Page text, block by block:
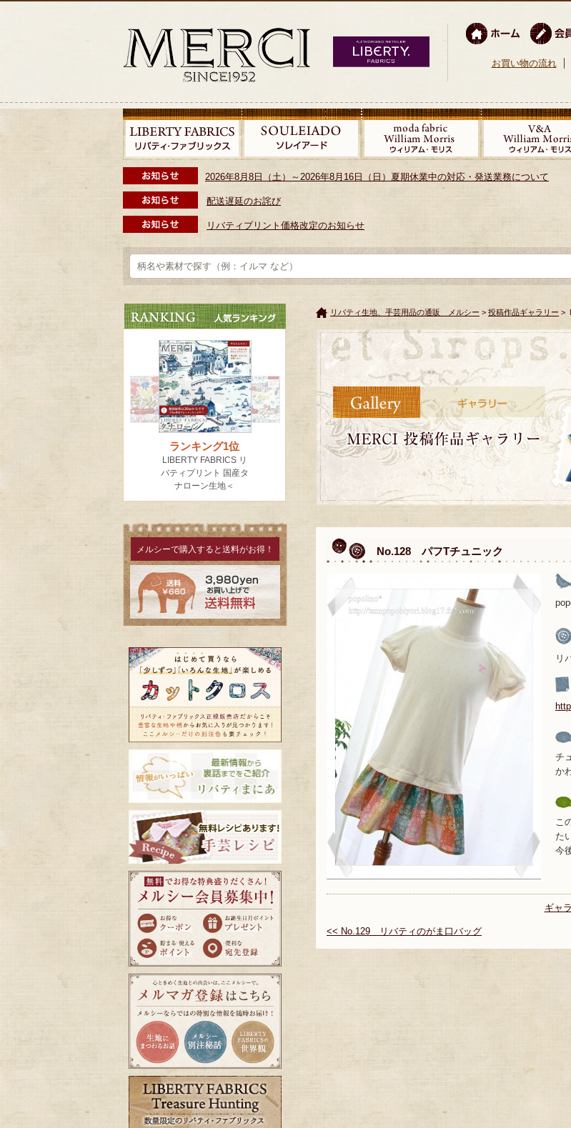
お買い物の流れ
2026年8月8日（土）～2026年8月16日（日）夏期休業中の対応・発送業務について
配送遅延のお詫び
リバティプリント価格改定のお知らせ
メルシーで購入すると送料がお得！
リバティ生地、手芸用品の通販 メルシー > 投稿作品ギャラリー >
No.128 パフTチュニック
リ
チ
か
こ
た
今
ギャ
<< No.129 リバティのがま口バッグ